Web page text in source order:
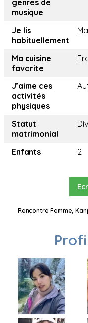
genres de
musique
Je lis
habituellement
Ma cuisine
favorite
J’aime ces
activités
physiques
Statut
matrimonial
Enfants 2
Rencontre Femme,